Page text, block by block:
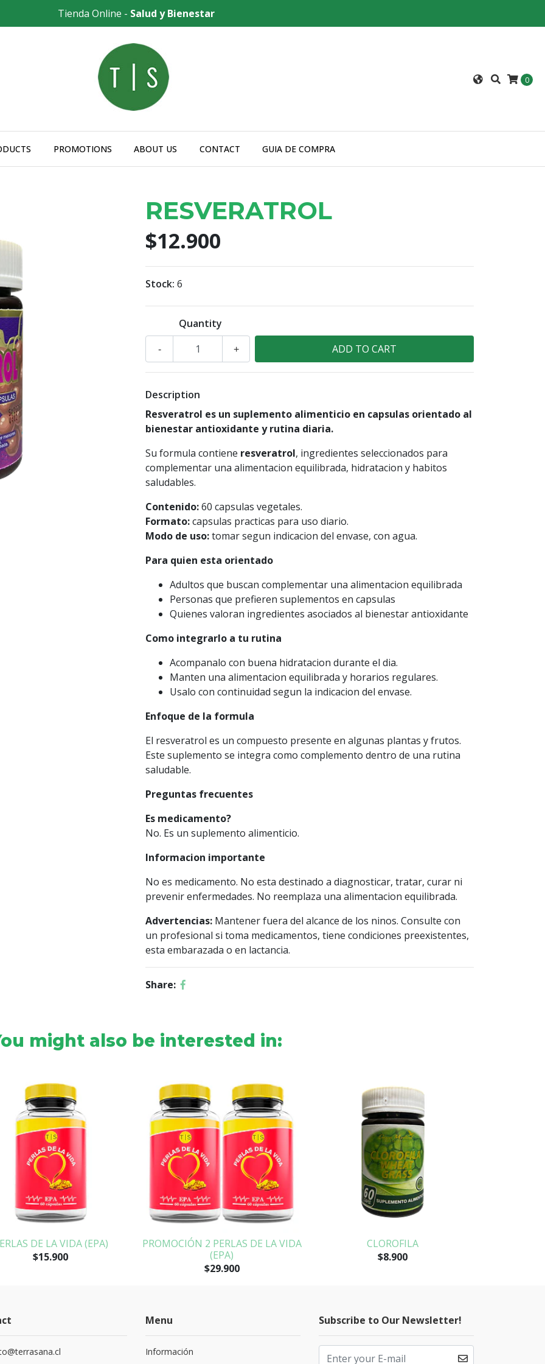
Tienda Online - Salud y Bienestar
0
PROMOTIONS ABOUT US CONTACT GUIA DE COMPRA
RESVERATROL
$12.900
Stock: 6
Quantity
+
-
Description
Resveratrol es un suplemento alimenticio en capsulas orientado al
bienestar antioxidante y rutina diaria.
Su formula contiene resveratrol, ingredientes seleccionados para
complementar una alimentacion equilibrada, hidratacion y habitos
saludables.
Contenido:60 capsulas vegetales.
Formato:capsulas practicas para uso diario.
Modo de uso:tomar segun indicacion del envase, con agua.
Para quien esta orientado
Adultos que buscan complementar una alimentacion equilibrada
Personas que prefieren suplementos en capsulas
Quienes valoran ingredientes asociados al bienestar antioxidante
Como integrarlo a tu rutina
Acompanalo con buena hidratacion durante el dia.
Manten una alimentacion equilibrada y horarios regulares.
Usalo con continuidad segun la indicacion del envase.
Enfoque de la formula
El resveratrol es un compuesto presente en algunas plantas y frutos.
Este suplemento se integra como complemento dentro de una rutina
saludable.
Preguntas frecuentes
Es medicamento?
No. Es un suplemento alimenticio.
Informacion importante
No es medicamento. No esta destinado a diagnosticar, tratar, curar ni
prevenir enfermedades. No reemplaza una alimentacion equilibrada.
Advertencias: Mantener fuera del alcance de los ninos. Consulte con
un profesional si toma medicamentos, tiene condiciones preexistentes,
esta embarazada o en lactancia.
Share:
might also be interested in:
DE LA VIDA (EPA)
$15.900
PROMOCIÓN 2 PERLAS DE LA VIDA
(EPA)
$29.900
CLOROFILA
$8.900
Menu
Información
Subscribe to Our Newsletter!